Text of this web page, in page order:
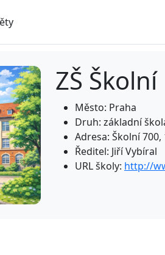
ZŠ Školní
Město: Praha
Druh: základní
Adresa: Školní 700,
Ředitel: Jiří Vybíral
URL školy: http://